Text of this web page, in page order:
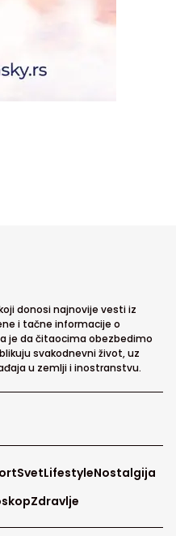
donosi najnovije vesti iz
i tačne informacije o
je da čitaocima obezbedimo
svakodnevni život, uz
u zemlji i inostranstvu.
SvetLifestyleNostalgija
Zdravlje